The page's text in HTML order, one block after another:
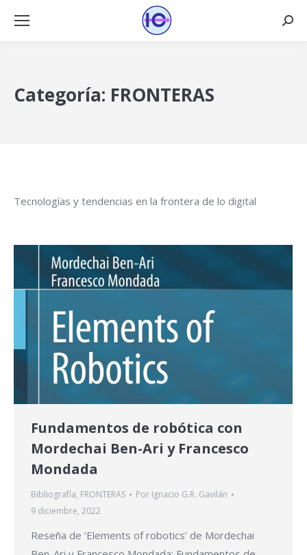
Categoría: FRONTERAS
Tecnologías y tendencias en la frontera de lo digital
Fundamentos de robótica con
Mordechai Ben-Ari y Francesco
Mondada
Bibliografía, FRONTERAS Por Ignacio G.R. Gavilán
9 diciembre, 2022
Reseña de ‘Elements of robotics’ de Mordechai